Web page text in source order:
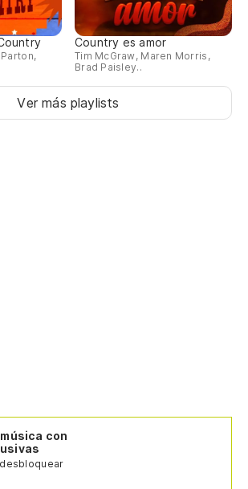
Country es amor
Tim McGraw, Maren Morris,
Brad Paisley..
Ver más playlists
con